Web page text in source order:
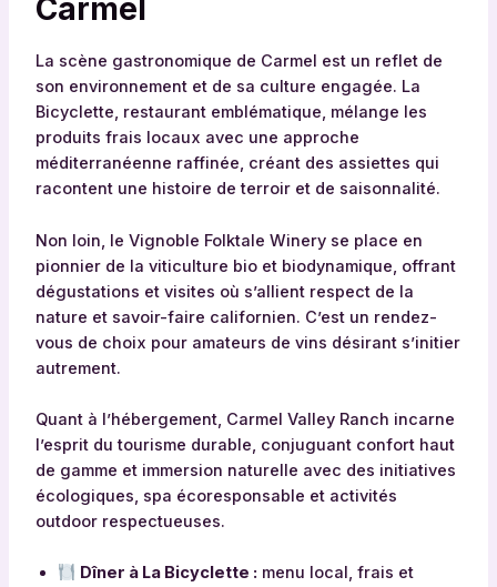
Carmel
La scène gastronomique de Carmel est un reflet de
son environnement et de sa culture engagée. La
Bicyclette, restaurant emblématique, mélange les
produits frais locaux avec une approche
méditerranéenne raffinée, créant des assiettes qui
racontent une histoire de terroir et de saisonnalité.
Non loin, le Vignoble Folktale Winery se place en
pionnier de la viticulture bio et biodynamique, offrant
dégustations et visites où s’allient respect de la
nature et savoir-faire californien. C’est un rendez-
vous de choix pour amateurs de vins désirant s’initier
autrement.
Quant à l’hébergement, Carmel Valley Ranch incarne
l’esprit du tourisme durable, conjuguant confort haut
de gamme et immersion naturelle avec des initiatives
écologiques, spa écoresponsable et activités
outdoor respectueuses.
Dîner à La Bicyclette : menu local, frais et